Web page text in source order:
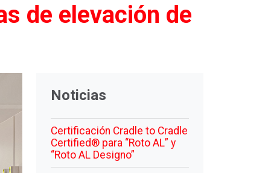
de elevación de
Noticias
Certificación Cradle to Cradle
Certified® para “Roto AL” y
“Roto AL Designo”